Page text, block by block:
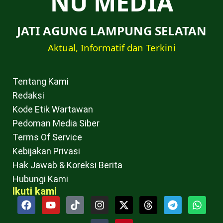
JATI AGUNG LAMPUNG SELATAN
Aktual, Informatif dan Terkini
Tentang Kami
Redaksi
Kode Etik Wartawan
Pedoman Media Siber
Terms Of Service
Kebijakan Privasi
Hak Jawab & Koreksi Berita
Hubungi Kami
Ikuti kami